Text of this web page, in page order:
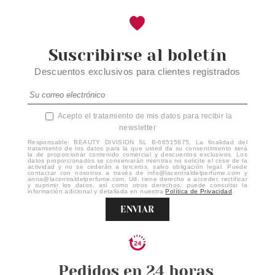
Suscribirse al boletín
Descuentos exclusivos para clientes registrados
Acepto el tratamiento de mis datos para recibir la
newsletter
Responsable: BEAUTY DIVISION SL B-66515875. La finalidad del
tratamiento de los datos para la que usted da su consentimiento será
la de proporcionar contenido comercial y descuentos exclusivos. Los
datos proporcionados se conservarán mientras no solicite el cese de la
actividad y no se cederán a terceros, salvo obligación legal. Puede
contactar con nosotros a través de info@lacentraldelperfume.com y
anna@lacentraldelperfume.com. Ud. tiene derecho a acceder, rectificar
y suprimir los datos, así como otros derechos, puede consultar la
información adicional y detallada en nuestraPolítica de Privacidad
ENVIAR